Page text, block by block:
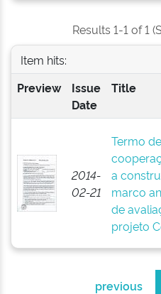
Results 1-1 of 1
Item hits:
Preview
Issue
Date
Title
2014-
02-21
Termo de
a
marco
de
projeto
previous